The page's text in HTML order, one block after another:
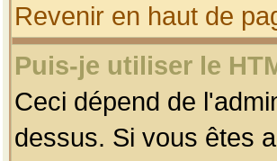
Revenir en haut de
Puis-je utiliser le
Ceci dépend de
dessus. Si vous êtes